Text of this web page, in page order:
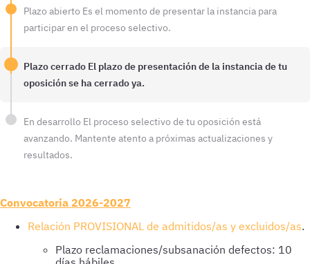
Plazo abierto Es el momento de presentar la instancia para
participar en el proceso selectivo.
Plazo cerrado El plazo de presentación de la instancia de tu
oposición se ha cerrado ya.
En desarrollo El proceso selectivo de tu oposición está
avanzando. Mantente atento a próximas actualizaciones y
resultados.
Convocatoria 2026-2027
Relación PROVISIONAL de admitidos/as y excluidos/as.
Plazo reclamaciones/subsanación defectos: 10